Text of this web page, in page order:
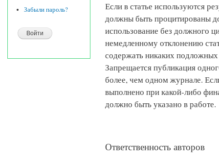
Забыли пароль?
Если в статье используются
должны быть процитированы
использование без должного
немедленному отклонению
содержать никаких
Запрещается публикация
более, чем одном журнале.
выполнено при какой-либо
должно быть указано в работе.
Ответственность авторов